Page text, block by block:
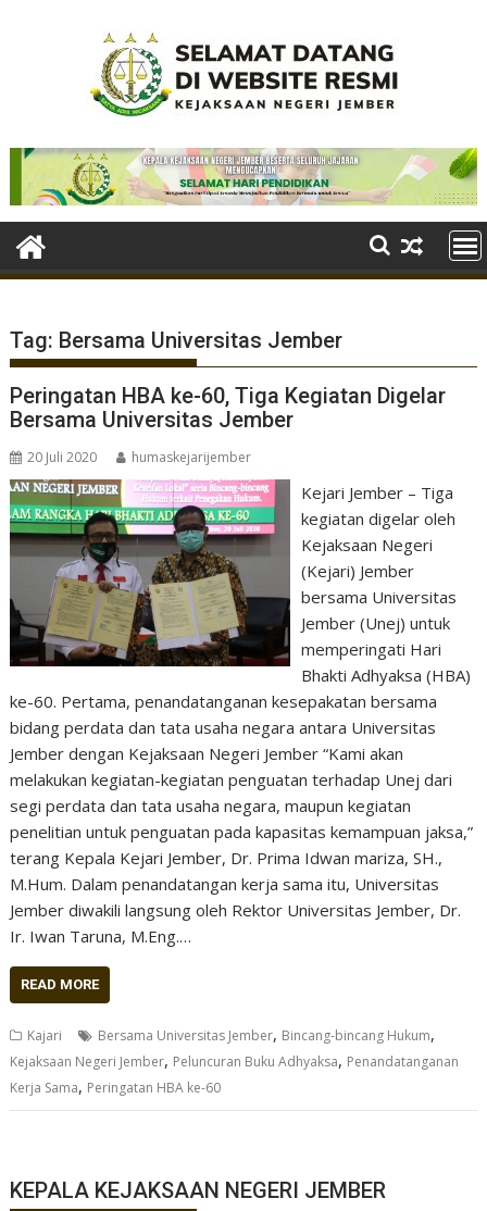
Tag: Bersama Universitas Jember
Peringatan HBA ke-60, Tiga Kegiatan Digelar
Bersama Universitas Jember
20 Juli 2020 humaskejarijember
Kejari Jember – Tiga
kegiatan digelar oleh
Kejaksaan Negeri
(Kejari) Jember
bersama Universitas
Jember (Unej) untuk
memperingati Hari
Bhakti Adhyaksa (HBA)
ke-60. Pertama, penandatanganan kesepakatan bersama
bidang perdata dan tata usaha negara antara Universitas
Jember dengan Kejaksaan Negeri Jember “Kami akan
melakukan kegiatan-kegiatan penguatan terhadap Unej dari
segi perdata dan tata usaha negara, maupun kegiatan
penelitian untuk penguatan pada kapasitas kemampuan jaksa,”
terang Kepala Kejari Jember, Dr. Prima Idwan mariza, SH.,
M.Hum. Dalam penandatangan kerja sama itu, Universitas
Jember diwakili langsung oleh Rektor Universitas Jember, Dr.
Ir. Iwan Taruna, M.Eng.…
READ MORE
Kajari Bersama Universitas Jember, Bincang-bincang Hukum,
Kejaksaan Negeri Jember, Peluncuran Buku Adhyaksa, Penandatanganan
Kerja Sama, Peringatan HBA ke-60
KEPALA KEJAKSAAN NEGERI JEMBER